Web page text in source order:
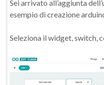
Sei arrivato all’aggiunta
esempio di creazione
Seleziona il widget, switch,